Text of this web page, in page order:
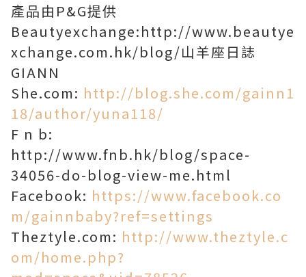
產品由P&G提供
Beautyexchange:http://www.beautye
xchange.com.hk/blog/山羊座日誌
GIANN
She.com: http://blog.she.com/gainn1
18/author/yuna118/
F n b:
http://www.fnb.hk/blog/space-
34056-do-blog-view-me.html
Facebook: https://www.facebook.co
m/gainnbaby?ref=settings
Theztyle.com: http://www.theztyle.c
om/home.php?